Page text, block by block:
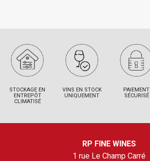
STOCKAGE EN
ENTREPÔT
CLIMATISÉ
VINS EN STOCK
UNIQUEMENT
PAIEMENT
SÉCURISÉ
RP FINE WINES
1 rue Le Champ Carré